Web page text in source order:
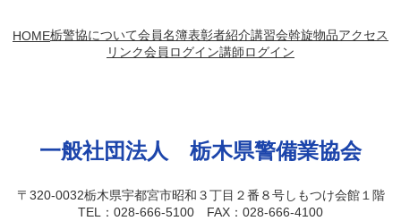
HOME栃警協について会員名簿表彰者紹介講習会斡旋物品アクセス
リンク会員ログイン講師ログイン
一般社団法人 栃木県警備業協会
〒320-0032栃木県宇都宮市昭和３丁目２番８号しもつけ会館１階
TEL：028-666-5100 FAX：028-666-4100